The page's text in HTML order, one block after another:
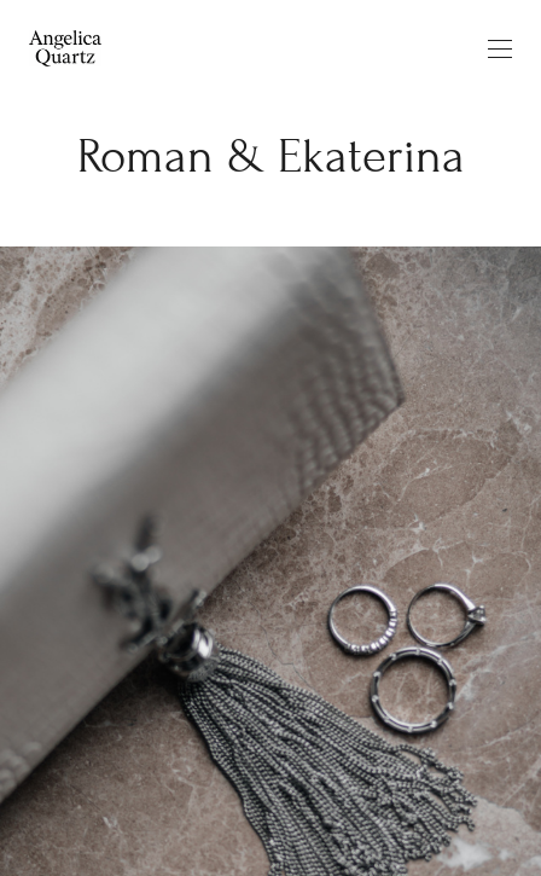
Roman & Ekaterina